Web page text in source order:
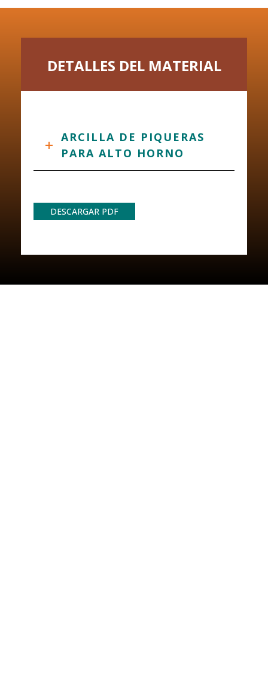
DETALLES DEL MATERIAL
ARCILLA DE PIQUERAS
PARA ALTO HORNO
DESCARGAR PDF